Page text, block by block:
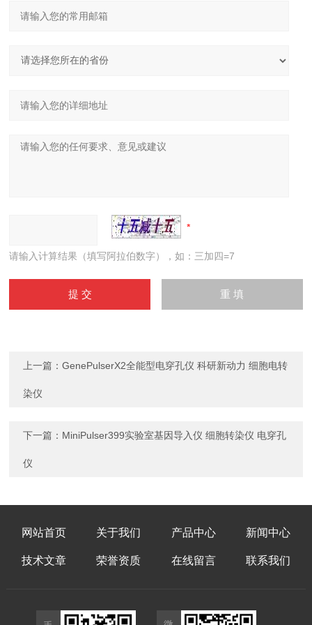
请输入计算结果（填写阿拉伯数字），如：三加四=7
上一篇：GenePulserX2全能型电穿孔仪 科研新动力 细胞电转
染仪
下一篇： MiniPulser399实验室基因导入仪 细胞转染仪 电穿孔
仪
网站首页 关于我们 产品中心 新闻中心
技术文章 荣誉资质 在线留言 联系我们